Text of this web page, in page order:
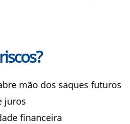
mão dos saques futuros
juros
financeira